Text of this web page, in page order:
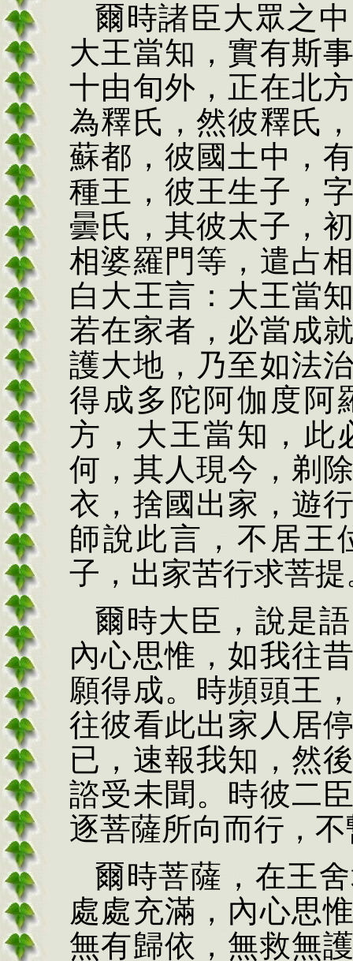
爾時諸臣大眾之
大王當知，實有斯
十由旬外，正在北
為釋氏，然彼釋氏
蘇都，彼國土中，
種王，彼王生子，
曇氏，其彼太子，
相婆羅門等，遣占
白大王言：大王當
若在家者，必當成
護大地，乃至如法
得成多陀阿伽度阿
方，大王當知，此
何，其人現今，剃
衣，捨國出家，遊
師說此言，不居王
子，出家苦行求菩提
爾時大臣，說是
內心思惟，如我往
願得成。時頻頭王
往彼看此出家人居
已，速報我知，然
諮受未聞。時彼二
逐菩薩所向而行，
爾時菩薩，在王
處處充滿，內心思
無有歸依，無救無